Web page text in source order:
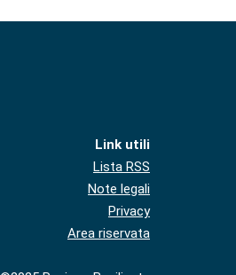
Link utili
Lista RSS
Note legali
Privacy
Area riservata